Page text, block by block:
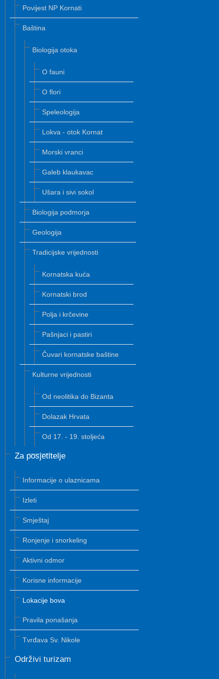
Povijest NP Kornati
Baština
Biologija otoka
O fauni
O flori
Speleologija
Lokva - otok Kornat
Morski vranci
Galeb klaukavac
Ušara i sivi sokol
Biologija podmorja
Geologija
Tradicijske vrijednosti
Kornatska kuća
Kornatski brod
Polja i krčevine
Pašnjaci i pastiri
Čuvari kornatske baštine
Kulturne vrijednosti
Od neolitika do Bizanta
Dolazak Hrvata
Od 17. - 19. stoljeća
Za posjetitelje
Informacije o ulaznicama
Izleti
Smještaj
Ronjenje i snorkeling
Aktivni odmor
Korisne informacije
Lokacije bova
Pravila ponašanja
Tvrđava Sv. Nikole
Održivi turizam